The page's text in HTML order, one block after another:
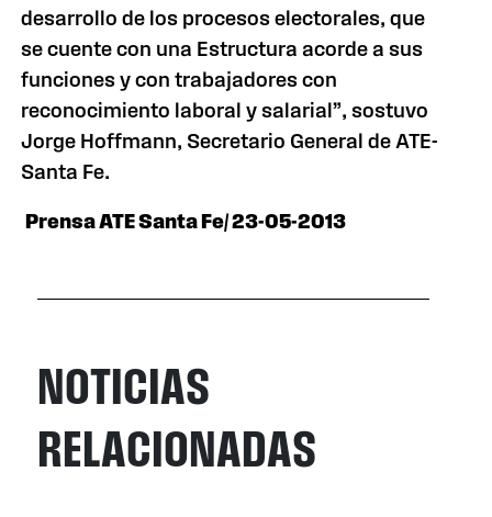
desarrollo de los procesos electorales, que
se cuente con una Estructura acorde a sus
funciones y con trabajadores con
reconocimiento laboral y salarial”, sostuvo
Jorge Hoffmann, Secretario General de ATE-
Santa Fe.
Prensa ATE Santa Fe/ 23-05-2013
NOTICIAS
RELACIONADAS